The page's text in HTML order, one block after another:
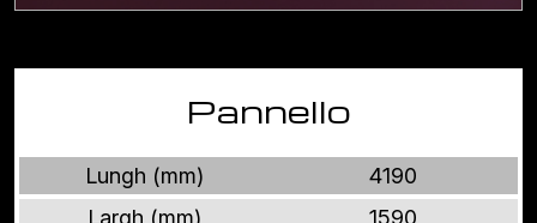
Pannello
Lungh (mm)
4190
Largh (mm)
1590